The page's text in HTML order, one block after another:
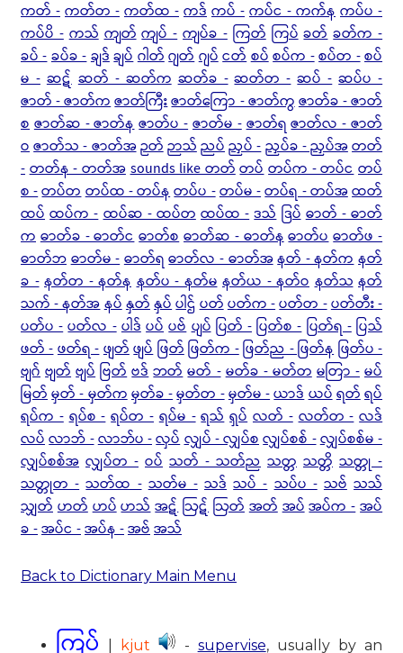
ကတ် - ကတ်တ - ကတ်ထ - ကဒ် ကပ် - ကပ်င - ကက်န ကပ်ပ -
ကပ်ပိ - ကသ် ကျတ် ကျပ် - ကျပ်ခ - ကြတ် ကြပ် ခတ် ခတ်က -
ခပ် -ခပ်ခ -ချဒ်ချပ်ဂါတ်ဂျတ်ဂျပ်ငတ်စပ်စပ်က -စပ်တ -စပ်
မ - ဆဋ် ဆတ် - ဆတ်က ဆတ်ခ - ဆတ်တ - ဆပ် - ဆပ်ပ -
ဇာတ် - ဇာတ်ကဇာတ်ကြီးဇာတ်ကြော - ဇာတ်ကွဇာတ်ခ - ဇာတ်
စဇာတ်ဆ - ဇာတ်နဇာတ်ပ -ဇာတ်မ -ဇာတ်ရ ဇာတ်လ - ဇာတ်
ဝဇာတ်သ - ဇာတ်အဉတ်ဉာသ်ညပ်ညှပ် -ညှပ်ခ - ညှပ်အတတ်
-တတ်န - တတ်အsounds like တတ်တပ်တပ်က - တပ်ငတပ်
စ -တပ်တတပ်ထ - တပ်နတပ်ပ -တပ်မ -တပ်ရ - တပ်အထတ်
ထပ် ထပ်က - ထပ်ဆ - ထပ်တ ထပ်ထ - ဒသ် ဒြပ် ဓာတ် - ဓာတ်
ကဓာတ်ခ - ဓာတ်ငဓာတ်စဓာတ်ဆ - ဓာတ်နဓာတ်ပဓာတ်ဖ -
ဓာတ်ဘဓာတ်မ -ဓာတ်ရ ဓာတ်လ - ဓာတ်အနတ် - နတ်ကနတ်
ခ - နတ်တ - နတ်န နတ်ပ - နတ်မ နတ်ယ - နတ်ဝ နတ်သ နတ်
သက် - နတ်အနပ်နှတ်နှပ်ပါဌ်ပတ်ပတ်က -ပတ်တ -ပတ်တီး -
ပတ်ပ - ပတ်လ - ပါဒ် ပပ် ပဗ် ပျပ် ပြတ် - ပြတ်စ - ပြတ်ရ - ပြသ်
ဖတ် -ဖတ်ရ -ဖျတ်ဖျပ်ဖြတ်ဖြတ်က -ဖြတ်ည - ဖြတ်နဖြတ်ပ -
ဗျဂ် ဗျတ် ဗျပ် ဗြတ် ဗဒ် ဘတ် မတ် - မတ်ခ - မတ်တ မတြာ - မပ်
မြတ်မှတ် - မှတ်ကမှတ်ခ -မှတ်တ -မှတ်မ -ယာဒ်ယပ်ရတ်ရပ်
ရပ်က - ရပ်စ - ရပ်တ - ရပ်မ - ရသ် ရှပ် လတ် - လတ်တ - လဒ်
လပ်လာဘ် -လာဘ်ပ -လှပ်လျှပ် - လျှပ်စလျှပ်စစ် -လျှပ်စစ်မ -
လျှပ်စစ်အ လျှပ်တ - ဝပ် သတ် - သတ်ည သတ္တ သတ္တိ သတ္တု -
သတ္တုတ - သတ်ထ - သတ်မ - သဒ် သပ် - သပ်ပ - သဗ် သသ်
သျှတ်ဟတ်ဟပ်ဟသ်အဋ်ဩဋ်ဩတ်အတ်အပ်အပ်က -အပ်
ခ -အပ်င -အပ်န -အဗ်အသ်
Back to Dictionary Main Menu
ကြပ် kjut - supervise, usually by an